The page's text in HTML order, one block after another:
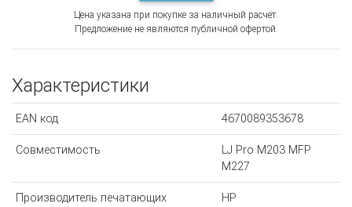
Цена указана при покупке за наличный расчёт.
Предложение не являются публичной офертой.
Характеристики
EAN код 4670089353678
Совместимость
LJ Pro M203 MFP
M227
Производитель печатающих
HP